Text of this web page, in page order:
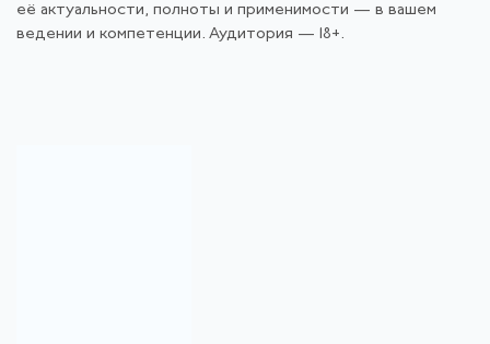
её актуальности, полноты и применимости — в вашем
ведении и компетенции. Аудитория — 18+.